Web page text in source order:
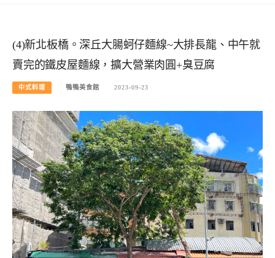
(4)新北板橋。深丘大腸蚵仔麵線~大排長龍、中午就
賣完的鐵皮屋麵線，擴大營業肉圓+臭豆腐
中式料理 鴨鴨美食館 2023-09-23